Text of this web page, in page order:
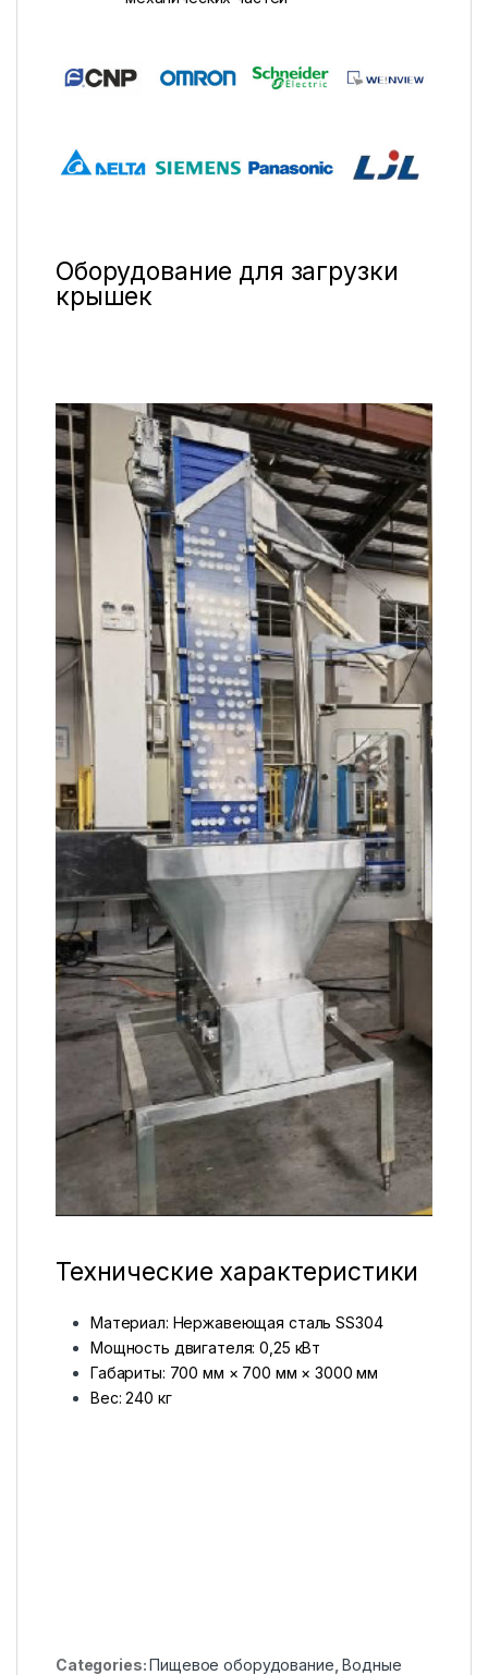
Оборудование для загрузки
крышек
Технические характеристики
Материал: Нержавеющая сталь SS304
Мощность двигателя: 0,25 кВт
Габариты: 700 мм × 700 мм × 3000 мм
Вес: 240 кг
Categories:Пищевое оборудование ,Водные